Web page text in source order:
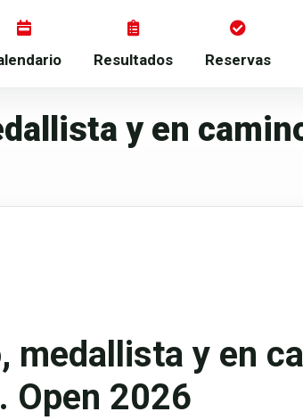
Resultados Reservas
y en
medallista y en
Open 2026